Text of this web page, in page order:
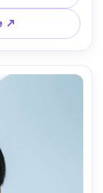
réalistes, focus
--ar 4:5
↗